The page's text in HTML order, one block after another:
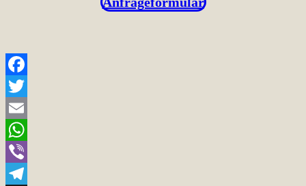
Facebook
Twitter
Email
WhatsApp
Viber